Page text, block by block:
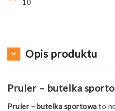
10
Opis produktu
Pruler – butelka
Pruler – butelka sportowa to